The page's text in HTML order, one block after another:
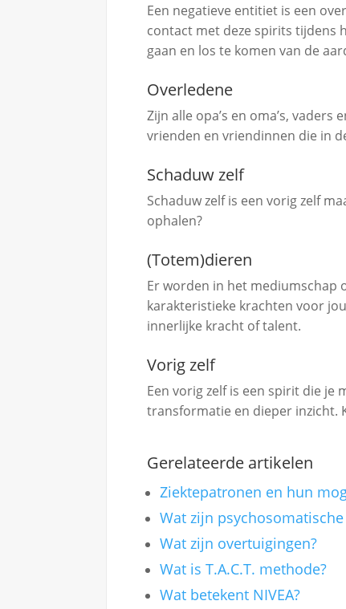
Een negatieve entitiet is een
contact met deze spirits tijdens
gaan en los te komen van de
Overledene
Zijn alle opa’s en oma’s,
vrienden en vriendinnen die in
Schaduw zelf
Schaduw zelf is een vorig zelf
ophalen?
(Totem)dieren
Er worden in het mediumschap
karakteristieke krachten voor
innerlijke kracht of talent.
Vorig zelf
Een vorig zelf is een spirit die je
transformatie en dieper inzicht.
Gerelateerde artikelen
Ziektepatronen en hun
Wat zijn
Wat zijn overtuigingen?
Wat is T.A.C.T. methode?
Wat betekent NIVEA?